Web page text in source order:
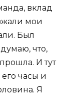
вклад
мои
Был
что,
И тут
часы и
Я